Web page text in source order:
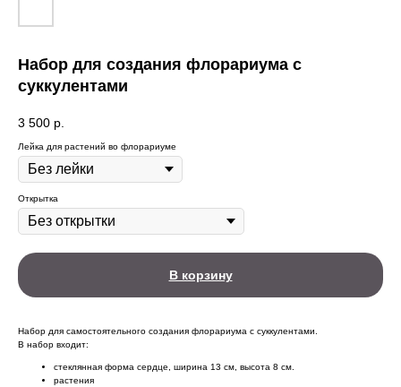
Набор для создания флорариума с
суккулентами
3 500 р.
Лейка для растений во флорариуме
Открытка
В корзину
Набор для самостоятельного создания флорариума с суккулентами.
В набор входит:
стеклянная форма сердце, ширина 13 см, высота 8 см.
растения